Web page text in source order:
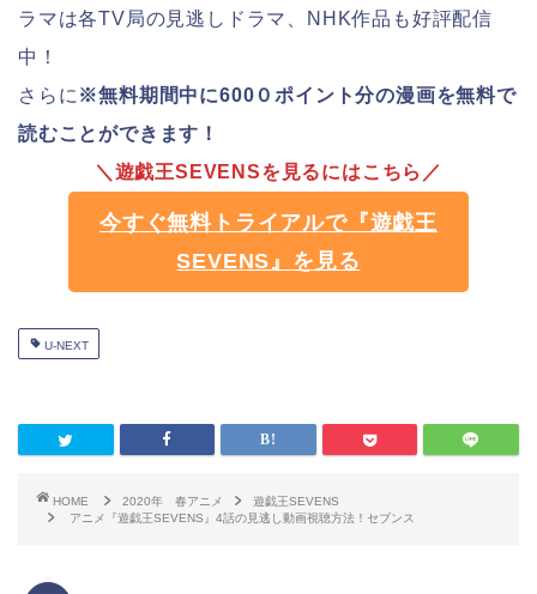
ラマは各TV局の見逃しドラマ、NHK作品も好評配信
中！
さらに ※無料期間中に600０ポイント分の漫画を無料で
読むことができます！
＼遊戯王SEVENSを見るにはこちら／
今すぐ無料トライアルで『遊戯王
SEVENS』を見る
U-NEXT
HOME 2020年 春アニメ
遊戯王SEVENS
アニメ『遊戯王SEVENS』4話の見逃し動画視聴方法！セブンス